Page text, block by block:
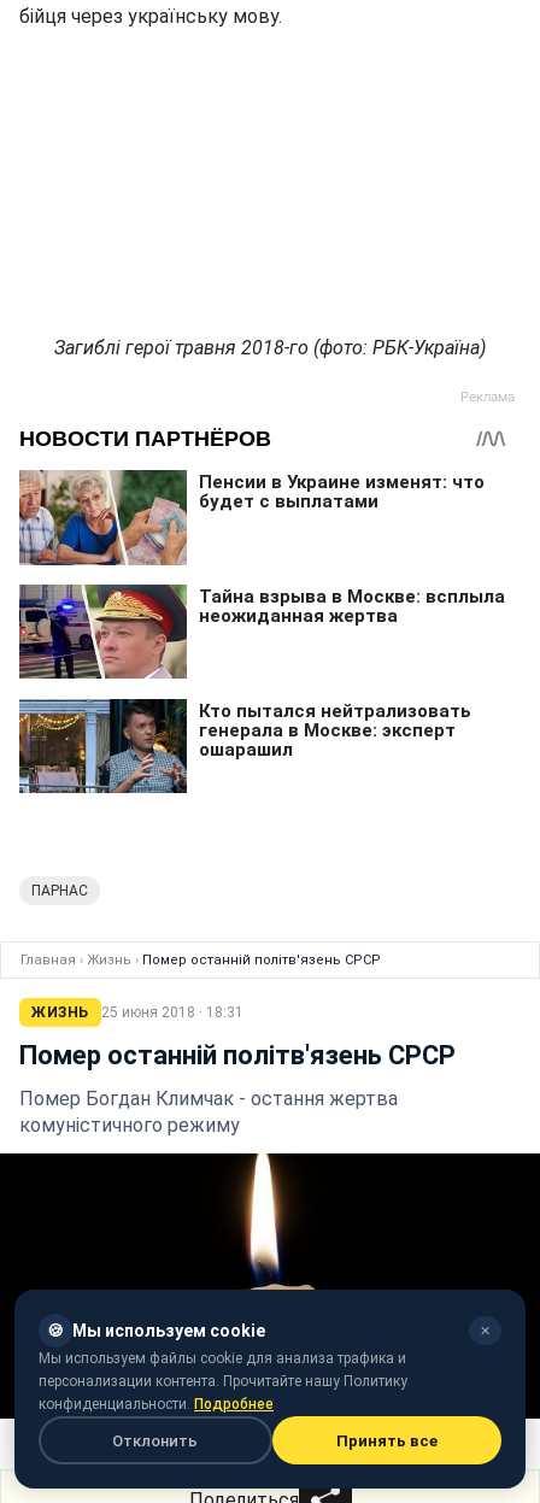
бійця через українську мову.
Загиблі герої травня 2018-го (фото: РБК-Україна)
ПАРНАС
Главная › Жизнь › Помер останній політв'язень СРСР
ЖИЗНЬ 25 июня 2018 · 18:31
Помер останній політв'язень СРСР
Помер Богдан Климчак - остання жертва
комуністичного режиму
Фото: pixabay.com/webandi
🍪 Мы используем cookie ✕
Мы используем файлы cookie для анализа трафика и
персонализации контента. Прочитайте нашу Политику
конфиденциальности. Подробнее
Отклонить Принять все